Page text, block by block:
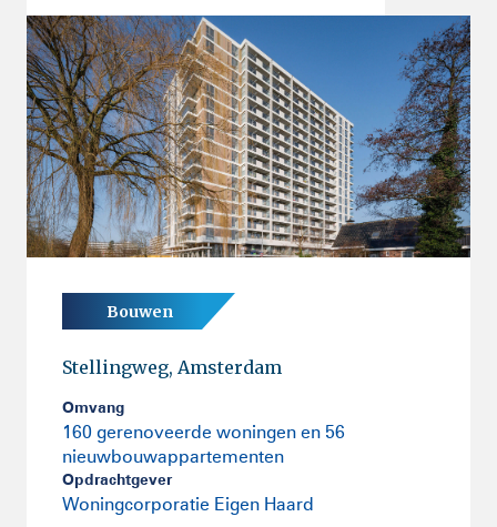
Bouwen
Stellingweg, Amsterdam
Omvang
160 gerenoveerde woningen en 56
nieuwbouwappartementen
Opdrachtgever
Woningcorporatie Eigen Haard